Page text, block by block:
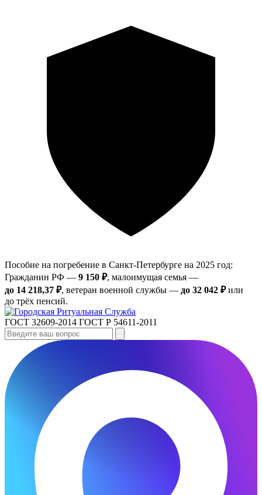
Пособие на погребение в Санкт‑Петербурге на 2025 год:
Гражданин РФ — 9 150 ₽, малоимущая семья —
до 14 218,37 ₽, ветеран военной службы — до 32 042 ₽или
до трёх пенсий.
ГОСТ 32609-2014 ГОСТ Р 54611-2011